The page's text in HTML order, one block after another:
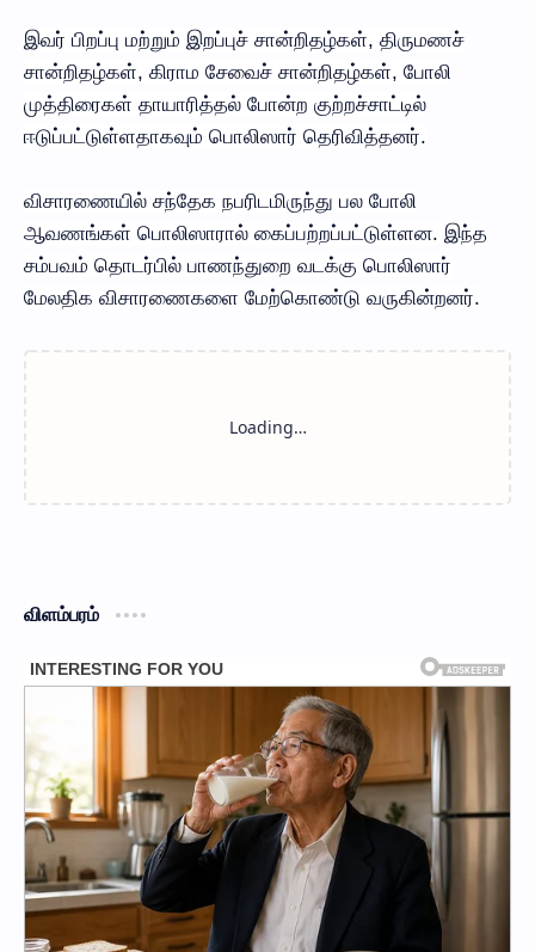
இவர் பிறப்பு மற்றும் இறப்புச் சான்றிதழ்கள், திருமணச்
சான்றிதழ்கள், கிராம சேவைச் சான்றிதழ்கள், போலி
முத்திரைகள் தாயாரித்தல் போன்ற குற்றச்சாட்டில்
ஈடுப்பட்டுள்ளதாகவும் பொலிஸார் தெரிவித்தனர்.
விசாரணையில் சந்தேக நபரிடமிருந்து பல போலி
ஆவணங்கள் பொலிஸாரால் கைப்பற்றப்பட்டுள்ளன. இந்த
சம்பவம் தொடர்பில் பாணந்துறை வடக்கு பொலிஸார்
மேலதிக விசாரணைகளை மேற்கொண்டு வருகின்றனர்.
விளம்பரம்